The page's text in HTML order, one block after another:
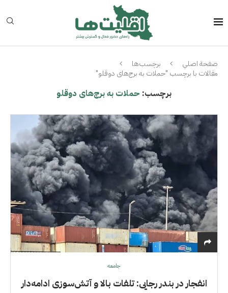
صفحة اصلي
برچسب‌ها
مقالات با برچسب "حملات به برج‌های دوقلو"
برچسب: حملات به برج‌های دوقلو
جامعه
انفجار در بندر رجایی: تلفات بالا و آتش‌سوزی ادامه‌دار